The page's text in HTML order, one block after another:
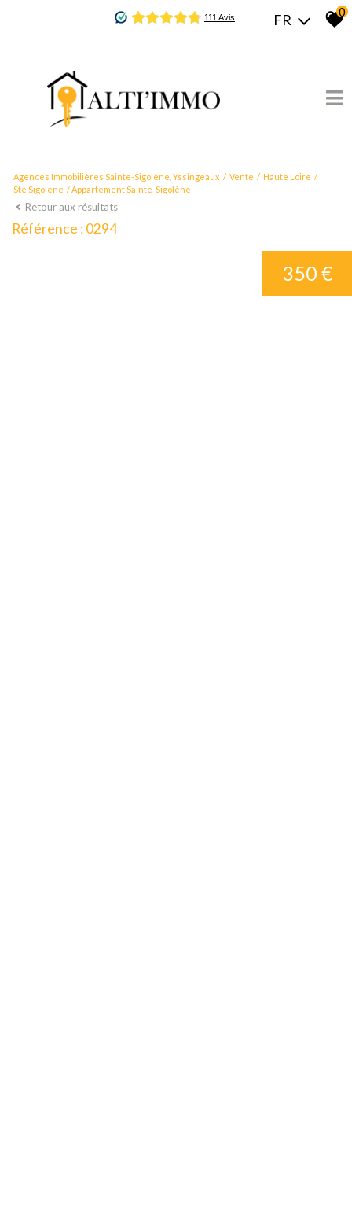
FR 0
Agences Immobilières Sainte-Sigolène, Yssingeaux Vente
Haute Loire
Ste Sigolene
Appartement Sainte-Sigolène
Retour aux résultats
Référence : 0294
350 €